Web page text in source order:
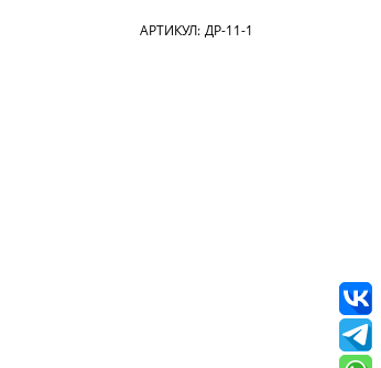
АРТИКУЛ: ДР-11-1